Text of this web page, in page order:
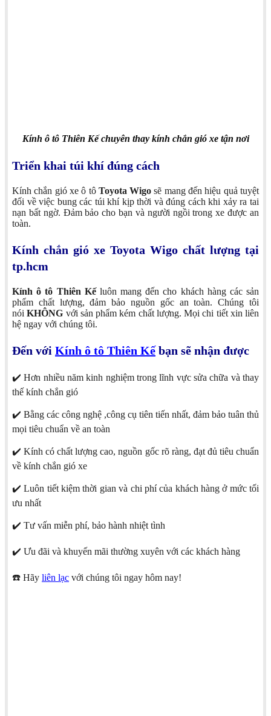
Kính ô tô Thiên Kế chuyên thay kính chắn gió xe tận nơi
Triển khai túi khí đúng cách
Kính chắn gió xe ô tô Toyota Wigo sẽ mang đến hiệu quả tuyệt
đối về việc bung các túi khí kịp thời và đúng cách khi xảy ra tai
nạn bất ngờ. Đảm bảo cho bạn và người ngồi trong xe được an
toàn.
Kính chắn gió xe Toyota Wigo chất lượng tại
tp.hcm
Kính ô tô Thiên Kếluôn mang đến cho khách hàng các sản
phẩm chất lượng, đảm bảo nguồn gốc an toàn. Chúng tôi
nóiKHÔNG với sản phẩm kém chất lượng. Mọi chi tiết xin liên
hệ ngay với chúng tôi.
Đến với Kính ô tô Thiên Kếbạn sẽ nhận được
✔️ Hơn nhiều năm kinh nghiệm trong lĩnh vực sửa chữa và thay
thế kính chắn gió
✔️ Bằng các công nghệ ,công cụ tiên tiến nhất, đảm bảo tuân thủ
mọi tiêu chuẩn về an toàn
✔️ Kính có chất lượng cao, nguồn gốc rõ ràng, đạt đủ tiêu chuẩn
về kính chắn gió xe
✔️ Luôn tiết kiệm thời gian và chi phí của khách hàng ở mức tối
ưu nhất
✔️ Tư vấn miễn phí, bảo hành nhiệt tình
✔️ Ưu đãi và khuyến mãi thường xuyên với các khách hàng
☎️ Hãy liên lạc với chúng tôi ngay hôm nay!